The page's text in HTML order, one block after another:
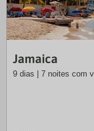
Jamaica
9 dias | 7 noites com